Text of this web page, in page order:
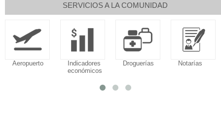
SERVICIOS A LA COMUNIDAD
Aeropuerto
Indicadores
económicos
Droguerías Notarías